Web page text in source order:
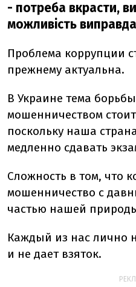
- потреба вкрасти,
можливість
Проблема коррупции
прежнему актуальна.
В Украине тема
мошенничеством
поскольку наша
медленно сдавать
Сложность в том, что
мошенничество с
частью нашей
Каждый из нас лично
и не дает взяток.